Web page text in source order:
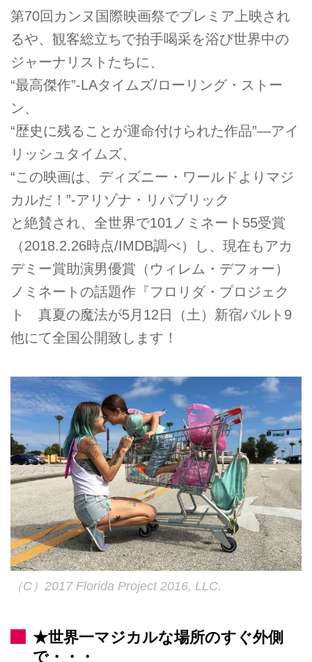
第70回カンヌ国際映画祭でプレミア上映され
るや、観客総立ちで拍手喝采を浴び世界中の
ジャーナリストたちに、
“最高傑作”-LAタイムズ/ローリング・ストー
ン、
“歴史に残ることが運命付けられた作品”—アイ
リッシュタイムズ、
“この映画は、ディズニー・ワールドよりマジ
カルだ！”-アリゾナ・リパブリック
と絶賛され、全世界で101ノミネート55受賞
（2018.2.26時点/IMDB調べ）し、現在もアカ
デミー賞助演男優賞（ウィレム・デフォー）
ノミネートの話題作『フロリダ・プロジェク
ト 真夏の魔法が5月12日（土）新宿バルト9
他にて全国公開致します！
（C）2017 Florida Project 2016, LLC.
★世界一マジカルな場所のすぐ外側
で・・・